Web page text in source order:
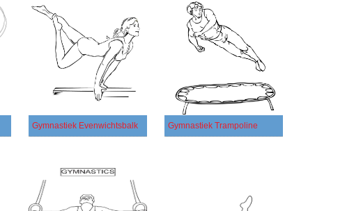
Gymnastiek Evenwichtsbalk Gymnastiek Trampoline